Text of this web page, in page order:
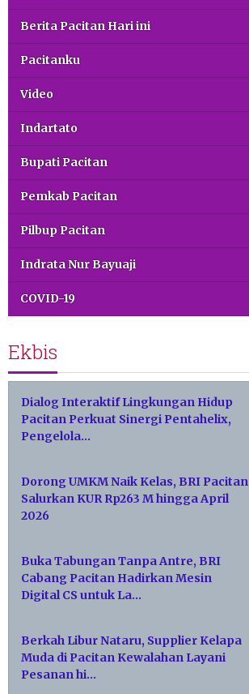
Berita Pacitan Hari ini
Pacitanku
Video
Indartato
Bupati Pacitan
Pemkab Pacitan
Pilbup Pacitan
Indrata Nur Bayuaji
COVID-19
Ekbis
Dialog Interaktif Lingkungan Hidup
Pacitan Perkuat Sinergi Pentahelix,
Pengelola…
Dorong UMKM Naik Kelas, BRI Pacitan
Salurkan KUR Rp263 M hingga April
2026
Buka Tabungan Tanpa Antre, BRI
Cabang Pacitan Hadirkan Mesin
Digital CS untuk La…
Berkah Libur Nataru, Supplier Kelapa
Muda di Pacitan Kewalahan Layani
Pesanan hi…